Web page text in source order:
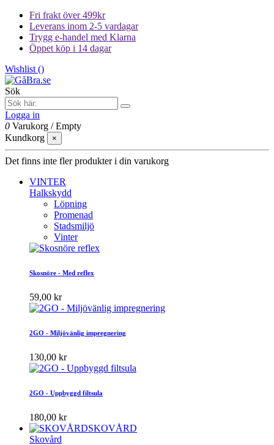
Fri frakt över 499kr
Leverans inom 2-5 vardagar
Trygg e-handel med Klarna
Öppet köp i 14 dagar
Wishlist ()
Sök
Logga in
0 Varukorg /Empty
Kundkorg
×
Det finns inte fler produkter i din varukorg
VINTER
Halkskydd
Löpning
Promenad
Stadsmiljö
Vinter
Skosnöre - Med reflex
59,00 kr
2GO - Miljövänlig impregnering
130,00 kr
2GO - Uppbyggd filtsula
180,00 kr
SKOVÅRD
Skovård